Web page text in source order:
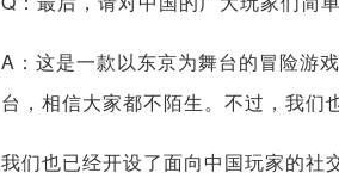
A：这是一款以东京为舞台的冒险游
台，相信大家都不陌生。不过，我们
我们也已经开设了面向中国玩家的社